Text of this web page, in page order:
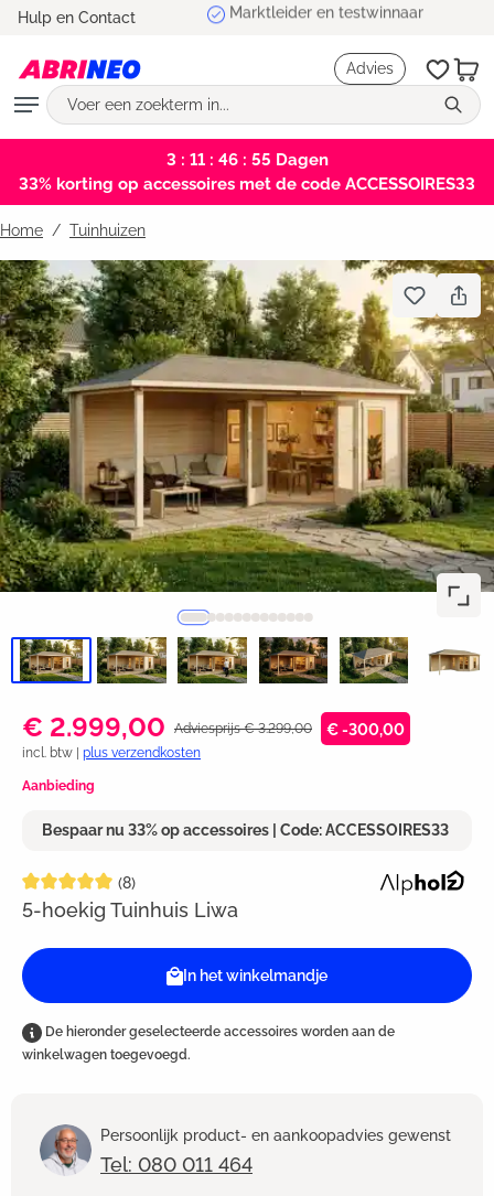
Hulp en Contact Marktleider en testwinnaar
Advies
3 : 11 : 46 : 54 Dagen
33% korting op accessoires met de code ACCESSOIRES33
Home Tuinhuizen
Bildergalerie überspringen
€ 2.999,00 Adviesprijs € 3.299,00 € -300,00
incl. btw | plus verzendkosten
Aanbieding
Bespaar nu 33% op accessoires | Code: ACCESSOIRES33
Gemiddelde waardering van 5 van 5 sterren
(8)
5-hoekig Tuinhuis Liwa
In het winkelmandje
De hieronder geselecteerde accessoires worden aan de
winkelwagen toegevoegd.
Persoonlijk product- en aankoopadvies gewenst
Tel: 080 011 464